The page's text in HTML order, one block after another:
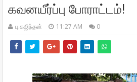
கவனயீர்ப்பு போராட்டம்!
பு.கஜிந்தன் 11:27 AM 0